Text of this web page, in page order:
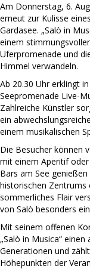
Am Donnerstag, 6.
erneut zur Kulisse
Gardasee. „Salò in
einem
Uferpromenade und
Himmel verwandeln.
Ab 20.30 Uhr erklingt
Seepromenade Live-
Zahlreiche Künstler
ein
einem musikalischen
Die Besucher können
mit einem Aperitif
Bars am See
historischen Zentrums
sommerliches Flair
von Salò besonders
Mit seinem offenen
„Salò in Musica“
Generationen und
Höhepunkten der